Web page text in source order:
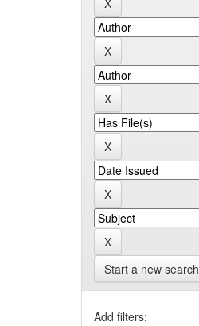
Start a new search
Add filters: